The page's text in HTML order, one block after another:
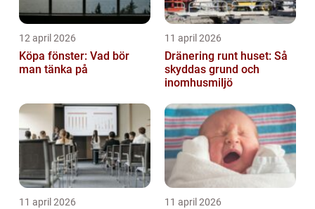
12 april 2026
Köpa fönster: Vad bör
man tänka på
11 april 2026
Dränering runt huset: Så
skyddas grund och
inomhusmiljö
11 april 2026 11 april 2026